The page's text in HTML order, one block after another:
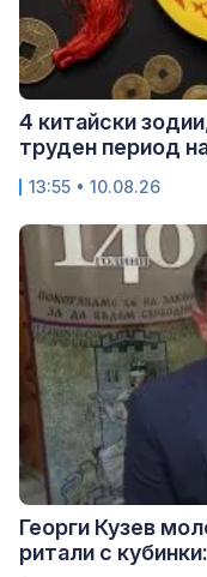
4 китайски
труден период на
13:55 • 10.08.26
Георги Кузев
ритали с